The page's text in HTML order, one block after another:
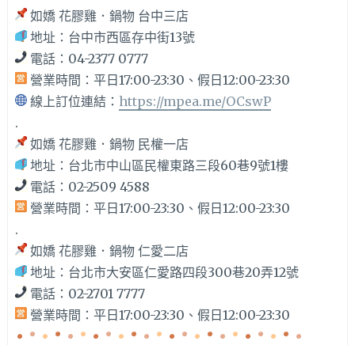
如嬌 花膠雞．鍋物 台中三店
地址：台中市西區存中街13號
電話：04-2377 0777
營業時間：平日17:00-23:30、假日12:00-23:30
線上訂位連結： https://mpea.me/OCswP
.
如嬌 花膠雞．鍋物 民權一店
地址：台北市中山區民權東路三段60巷9號1樓
電話：02-2509 4588
營業時間：平日17:00-23:30、假日12:00-23:30
.
如嬌 花膠雞．鍋物 仁愛二店
地址：台北市大安區仁愛路四段300巷20弄12號
電話：02-2701 7777
營業時間：平日17:00-23:30、假日12:00-23:30